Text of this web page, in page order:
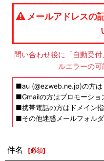
メールアドレスの
問い合わせ後に「自動受
ルエラーの可
■au (@ezweb.ne.jp)の方は
■Gmailの方はプロモーショ
■携帯電話の方はドメイン
■その他迷惑メールフォル
件名 [必須]